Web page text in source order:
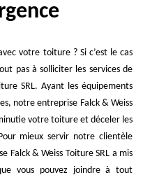
votre toiture ? Si c’est le cas
pas à solliciter les services de
SRL. Ayant les équipements
notre entreprise Falck & Weiss
votre toiture et déceler les
mieux servir notre clientèle
Falck & Weiss Toiture SRL a mis
vous pouvez joindre à tout